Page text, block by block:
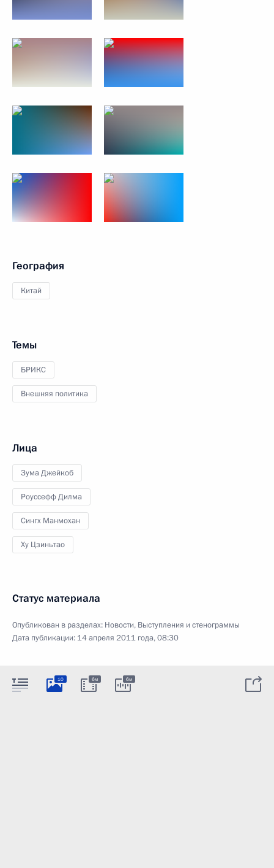
География
Китай
Темы
БРИКС
Внешняя политика
Лица
Зума Джейкоб
Роуссефф Дилма
Сингх Манмохан
Ху Цзиньтао
Статус материала
Опубликован в разделах: Новости, Выступления и стенограммы
Дата публикации: 14 апреля 2011 года, 08:30
10 6м 6м